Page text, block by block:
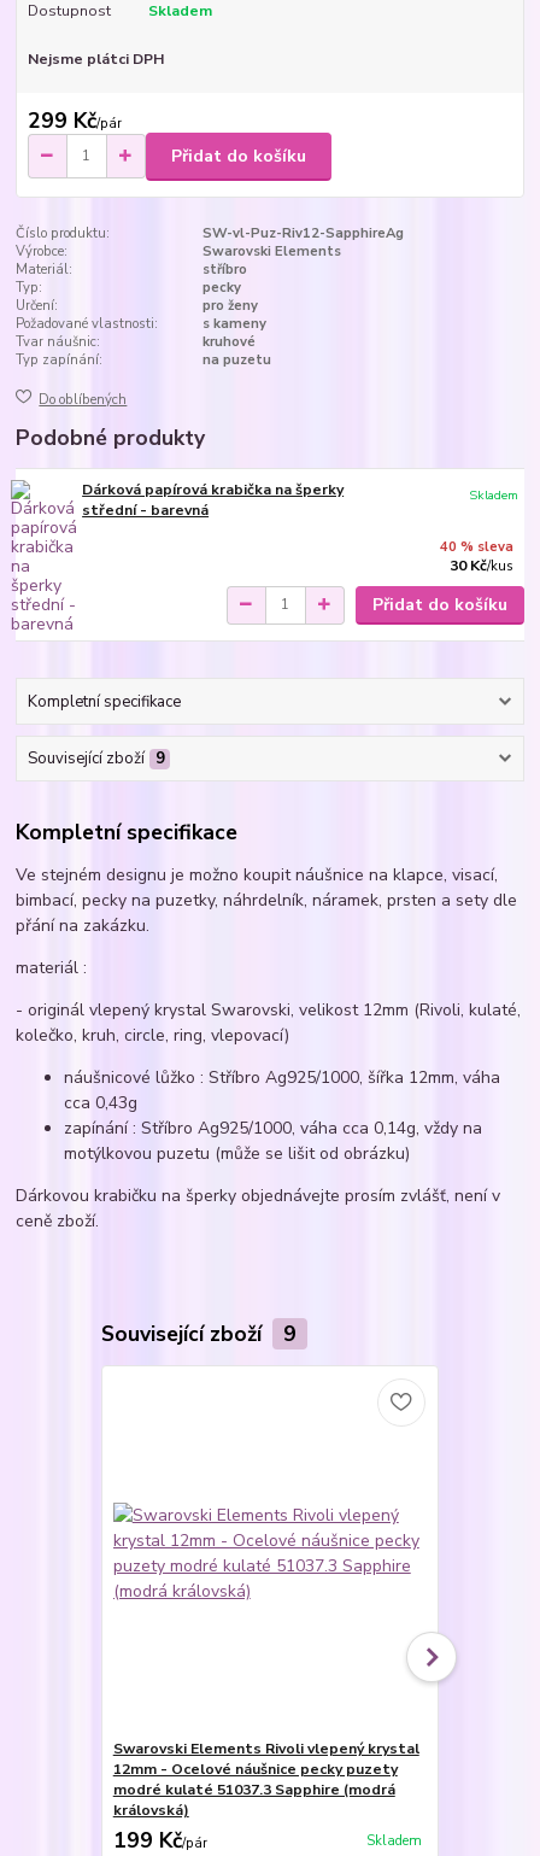
Dostupnost Skladem
Nejsme plátci DPH
299 Kč/pár
Přidat do košíku
Číslo produktu:
SW-vl-Puz-Riv12-SapphireAg
Výrobce:
Swarovski Elements
Materiál:
stříbro
Typ:
pecky
Určení:
pro ženy
Požadované vlastnosti:
s kameny
Tvar náušnic:
kruhové
Typ zapínání:
na puzetu
Do oblíbených
Podobné produkty
Dárková papírová krabička na šperky
střední - barevná
40 % sleva
30 Kč/kus
Skladem
Přidat do košíku
Kompletní specifikace
Související zboží 9
Kompletní specifikace
Ve stejném designu je možno koupit náušnice na klapce, visací,
bimbací, pecky na puzetky, náhrdelník, náramek, prsten a sety dle
přání na zakázku.
materiál :
- originál vlepený krystal Swarovski, velikost 12mm (Rivoli, kulaté,
kolečko, kruh, circle, ring, vlepovací)
náušnicové lůžko : Stříbro Ag925/1000, šířka 12mm, váha
cca 0,43g
zapínání : Stříbro Ag925/1000, váha cca 0,14g, vždy na
motýlkovou puzetu (může se lišit od obrázku)
Dárkovou krabičku na šperky objednávejte prosím zvlášť, není v
ceně zboží.
Související zboží 9
Swarovski Elements Rivoli vlepený krystal
12mm - Ocelové náušnice pecky puzety
modré kulaté 51037.3 Sapphire (modrá
královská)
199 Kč/pár Skladem